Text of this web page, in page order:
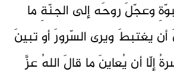
وعجّلَ روحَه إلى الجنّةِ ما
يغتبطَ ويرى السّرورَ أو تبينَ
إلّا أن يُعاينَ ما قالَ اللهُ عزَّ